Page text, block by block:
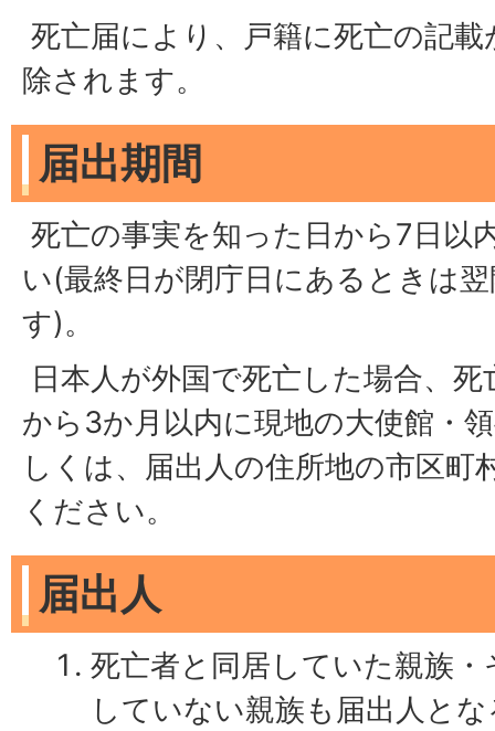
死亡届により、戸籍に死亡の記
除されます。
届出期間
死亡の事実を知った日から7日以
い(最終日が閉庁日にあるときは
す)。
日本人が外国で死亡した場合、
から3か月以内に現地の大使館・
しくは、届出人の住所地の市区町
ください。
届出人
死亡者と同居していた親族
していない親族も届出人と